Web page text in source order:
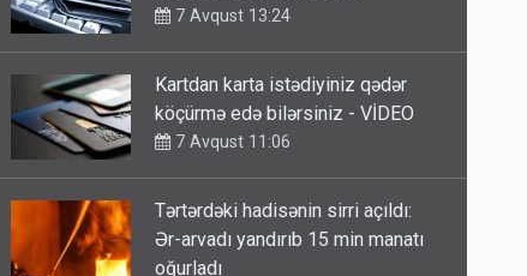
7 Avqust 11:06
Tərtərdəki hadisənin sirri açıldı:
Ər-arvadı yandırıb 15 min manatı
oğurladı
Əhaliyə hava ilə bağlı VACİB
XƏBƏRDARLIQ - Saat 11:00-dan…